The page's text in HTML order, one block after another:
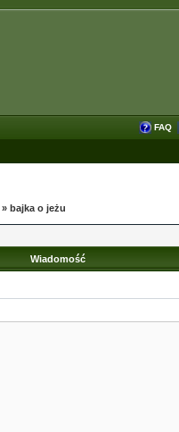
FAQ
» bajka o jeżu
Wiadomość